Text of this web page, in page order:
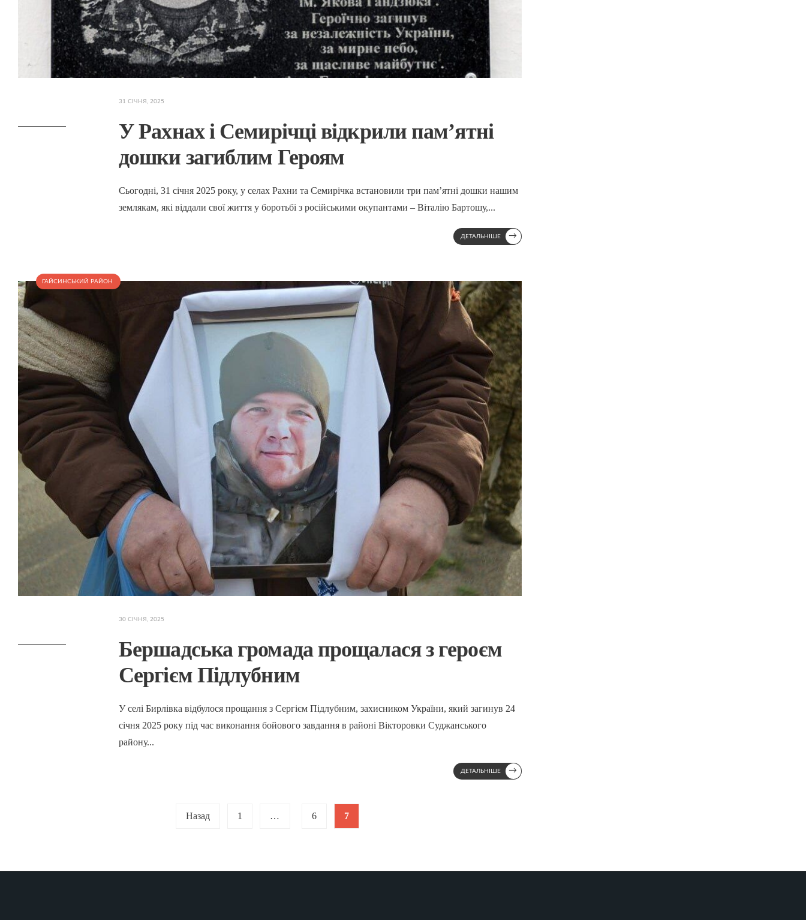
31 СІЧНЯ, 2025
У Рахнах і Семирічці відкрили пам’ятні
дошки загиблим Героям
Сьогодні, 31 січня 2025 року, у селах Рахни та Семирічка встановили три пам’ятні дошки нашим
землякам, які віддали свої життя у боротьбі з російськими окупантами – Віталію Бартошу,...
ДЕТАЛЬНІШЕ →
ГАЙСИНСЬКИЙ РАЙОН
30 СІЧНЯ, 2025
Бершадська громада прощалася з героєм
Сергієм Підлубним
У селі Бирлівка відбулося прощання з Сергієм Підлубним, захисником України, який загинув 24
січня 2025 року під час виконання бойового завдання в районі Вікторовки Суджанського
району...
ДЕТАЛЬНІШЕ →
Назад 1 … 6 7